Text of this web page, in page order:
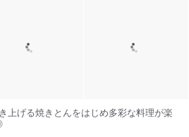
上げる焼きとんをはじめ多彩な料理が楽